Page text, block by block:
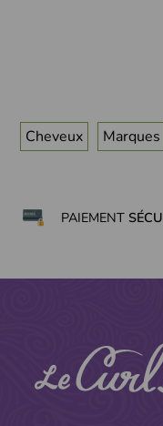
Cheveux Marques
PAIEMENT